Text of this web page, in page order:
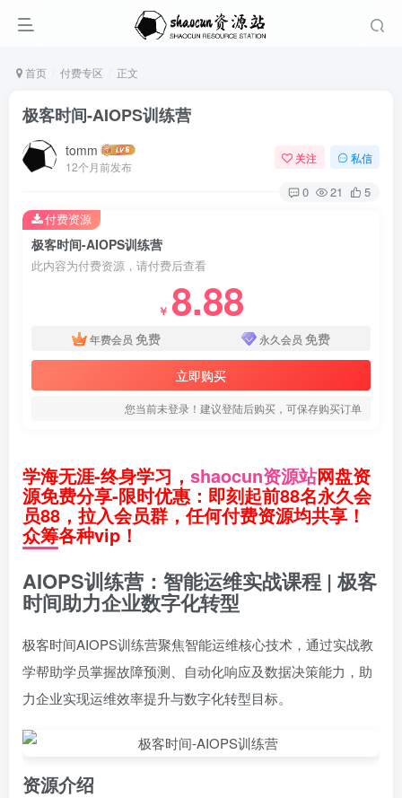
首页 付费专区 正文
极客时间-AIOPS训练营
tomm
12个月前发布
关注 私信
0 21 5
极客时间-AIOPS训练营
此内容为付费资源，请付费后查看
￥ 8.88
年费会员 免费 永久会员 免费
立即购买
您当前未登录！建议登陆后购买，可保存购买订单
付费资源
学海无涯-终身学习， shaocun资源站网盘资
源免费分享-限时优惠：即刻起前88名永久会
员88，拉入会员群，任何付费资源均共享！
众筹各种vip！
AIOPS训练营：智能运维实战课程 | 极客
时间助力企业数字化转型
极客时间AIOPS训练营聚焦智能运维核心技术，通过实战教
学帮助学员掌握故障预测、自动化响应及数据决策能力，助
力企业实现运维效率提升与数字化转型目标。
资源介绍